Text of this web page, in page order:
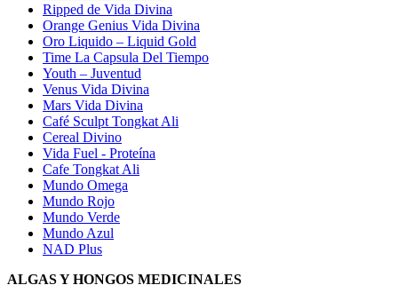
Ripped de Vida Divina
Orange Genius Vida Divina
Oro Liquido – Liquid Gold
Time La Capsula Del Tiempo
Youth – Juventud
Venus Vida Divina
Mars Vida Divina
Café Sculpt Tongkat Ali
Cereal Divino
Vida Fuel - Proteína
Cafe Tongkat Ali
Mundo Omega
Mundo Rojo
Mundo Verde
Mundo Azul
NAD Plus
ALGAS Y HONGOS MEDICINALES